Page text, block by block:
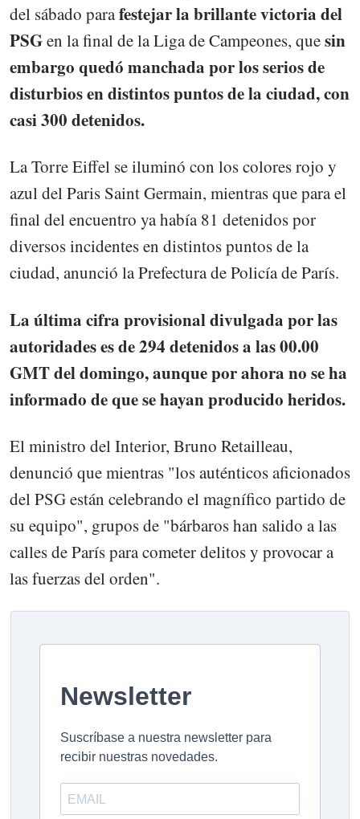
del sábado parafestejar la brillante victoria del
PSGen la final de la Liga de Campeones, quesin
embargo quedó manchada por los serios de
disturbios en distintos puntos de la ciudad, con
casi 300 detenidos.
La Torre Eiffel se iluminó con los colores rojo y
azul del Paris Saint Germain, mientras que para el
final del encuentro ya había 81 detenidos por
diversos incidentes en distintos puntos de la
ciudad, anunció la Prefectura de Policía de París.
La última cifra provisional divulgada por las
autoridades es de 294 detenidos a las 00.00
GMT del domingo, aunque por ahora no se ha
informado de que se hayan producido heridos.
El ministro del Interior, Bruno Retailleau,
denunció que mientras "los auténticos aficionados
del PSG están celebrando el magnífico partido de
su equipo", grupos de "bárbaros han salido a las
calles de París para cometer delitos y provocar a
las fuerzas del orden".